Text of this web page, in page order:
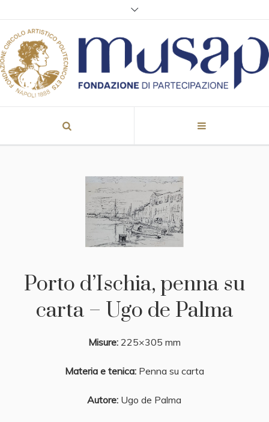
Porto d’Ischia, penna su
carta – Ugo de Palma
Misure:225×305 mm
Materia e tenica:Penna su carta
Autore: Ugo de Palma